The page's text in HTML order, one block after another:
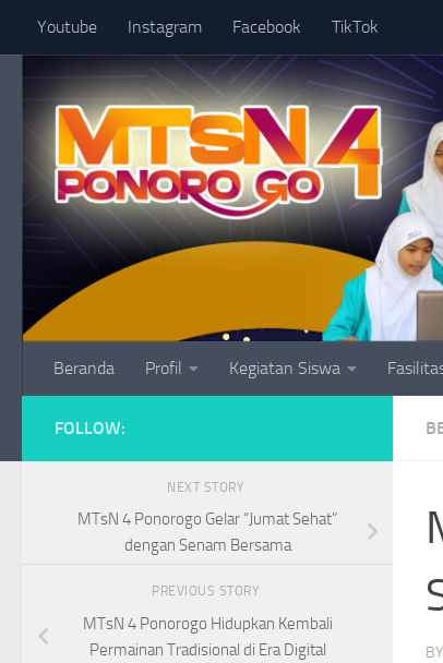
Skip to content
Youtube Instagram Facebook TikTok
Beranda Profil Kegiatan Siswa
BY
FOLLOW:
NEXT STORY
MTsN 4 Ponorogo Gelar “Jumat Sehat”
dengan Senam Bersama
PREVIOUS STORY
MTsN 4 Ponorogo Hidupkan Kembali
Permainan Tradisional di Era Digital